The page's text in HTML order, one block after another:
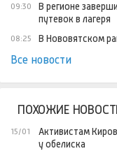
09:30
В регионе
путевок в лагеря
08:25 В Нововятском
Все новости
ПОХОЖИЕ
15/01
Активистам
у обелиска